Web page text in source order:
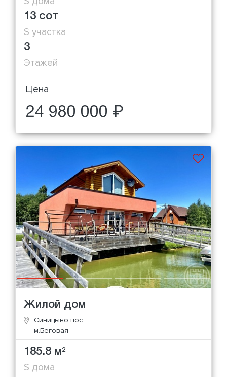
13 сот
S участка
3
Этажей
Цена
24 980 000 ₽
Жилой дом
Синицыно пос.
м.Беговая
185.8 м2
S дома